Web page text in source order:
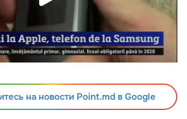
на новости Point.md в Google